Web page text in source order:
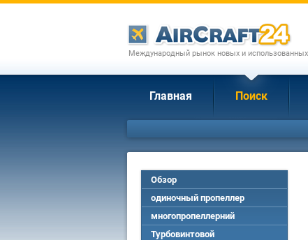
Международный рынок новых и использованных
Главная Поиск
Обзор
одиночный пропеллер
многопропеллерний
Турбовинтовой